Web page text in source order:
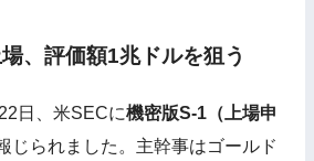
、評価額1兆ドルを狙う
日、米SECに機密版S-1（上場申
じられました。主幹事はゴールド